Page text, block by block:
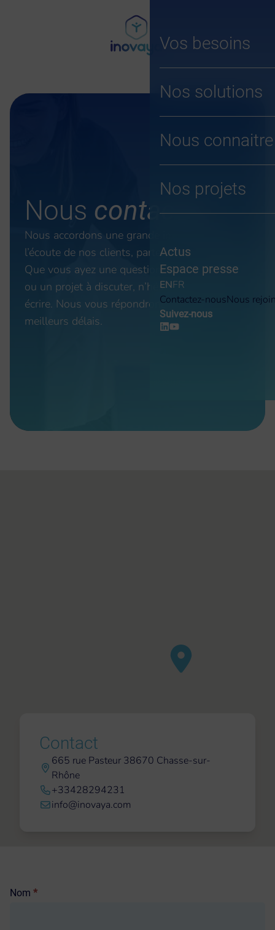
Vos besoins
Nos solutions
Nous connaitre
Nos projets
Actus
Espace presse
ENFR
Contactez-nousNous
Suivez-nous
Nous contacter
Nous accordons une grande importance à
l’écoute de nos clients, partenaires et contacts.
Que vous ayez une question, une suggestion,
ou un projet à discuter, n’hésitez pas à nous
écrire. Nous vous répondrons dans les
meilleurs délais.
Contact
665 rue Pasteur 38670 Chasse-sur-
Rhône
+33428294231
info@inovaya.com
Formulaire
Nom *